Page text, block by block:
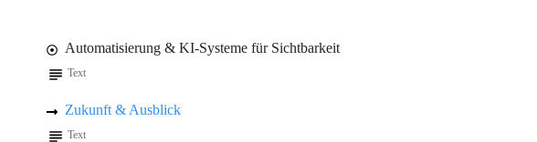
Automatisierung & KI-Systeme für Sichtbarkeit
Text
Zukunft & Ausblick
Text